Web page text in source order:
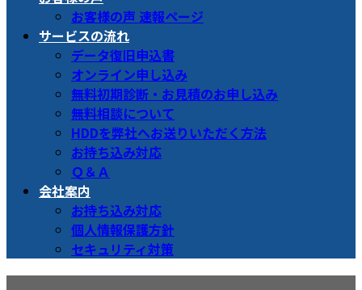
お客様の声 速報ページ
サービスの流れ
データ復旧申込書
オンライン申し込み
無料初期診断・お見積のお申し込み
無料相談について
HDDを弊社へお送りいただく方法
お持ち込み対応
Ｑ＆Ａ
会社案内
お持ち込み対応
個人情報保護方針
セキュリティ対策